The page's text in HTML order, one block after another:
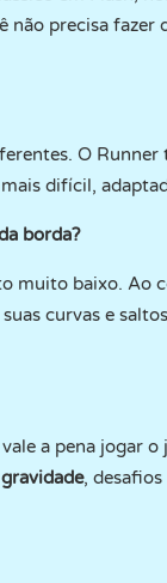
não precisa
O
difícil,
borda?
muito baixo. Ao
curvas e
a pena jogar
,